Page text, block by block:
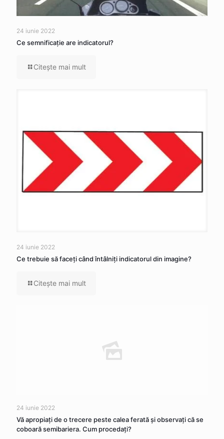
24 iunie 2022
Ce semnificaţie are indicatorul?
Citeşte mai mult
24 iunie 2022
Ce trebuie să faceţi când întâlniţi indicatorul din imagine?
Citeşte mai mult
24 iunie 2022
Vă apropiaţi de o trecere peste calea ferată şi observaţi că se
coboară semibariera. Cum procedaţi?